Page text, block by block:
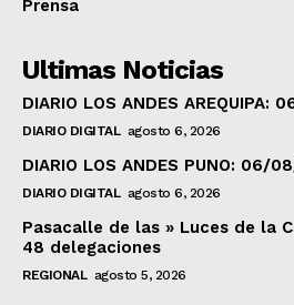
Prensa
Ultimas Noticias
DIARIO LOS ANDES AREQUIPA:
DIARIO DIGITAL agosto 6, 2026
DIARIO LOS ANDES PUNO: 06/
DIARIO DIGITAL agosto 6, 2026
Pasacalle de las » Luces de la
48 delegaciones
REGIONAL agosto 5, 2026